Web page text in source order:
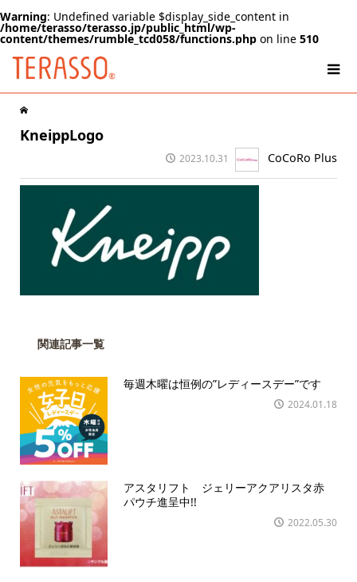
Warning: Undefined variable $display_side_content in
/home/terasso/terasso.jp/public_html/wp-
content/themes/rumble_tcd058/functions.php on line 510
KneippLogo
2023.10.31 CoCoRo Plus
関連記事一覧
毎週木曜は恒例の”レディースデー”です
2024.01.18
アスタリフト ジェリーアクアリスタ赤
パウチ進呈中!!
2022.05.30